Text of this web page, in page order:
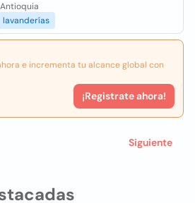
lavanderías
e incrementa tu alcance global con
¡Registrate ahora!
Siguiente